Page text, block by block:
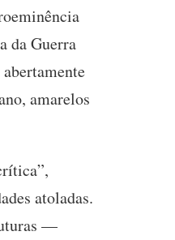
da Guerra
amarelos
atoladas.
—